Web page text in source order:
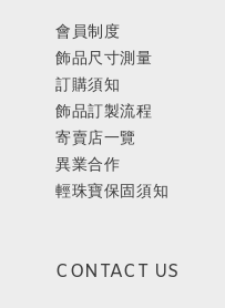
會員制度
飾品尺寸測量
訂購須知
飾品訂製流程
寄賣店一覽
異業合作
輕珠寶保固須知
CONTACT US